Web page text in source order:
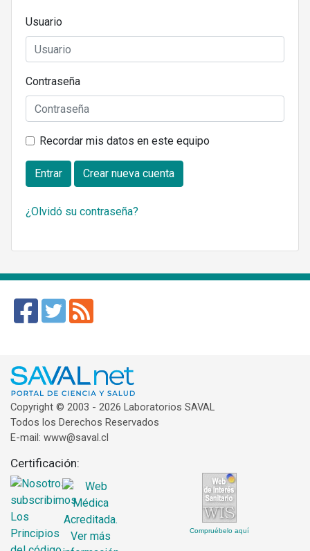
Usuario
Contraseña
Recordar mis datos en este equipo
Entrar Crear nueva cuenta
¿Olvidó su contraseña?
Copyright © 2003 - 2026 Laboratorios SAVAL
Todos los Derechos Reservados
E-mail: www@saval.cl
Certificación:
Compruébelo aquí